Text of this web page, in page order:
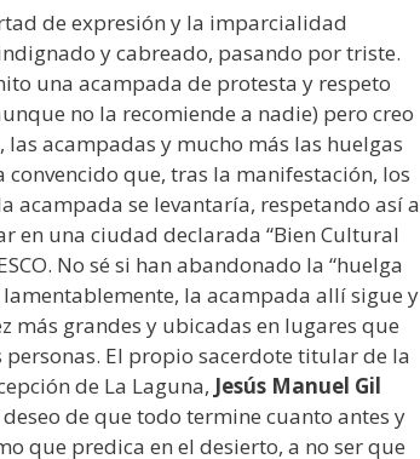
de expresión y la imparcialidad
y cabreado, pasando por triste.
una acampada de protesta y respeto
no la recomiende a nadie) pero creo
acampadas y mucho más las huelgas
que, tras la manifestación, los
acampada se levantaría, respetando así a
en una ciudad declarada “Bien Cultural
No sé si han abandonado la “huelga
la acampada allí sigue y
más grandes y ubicadas en lugares que
El propio sacerdote titular de la
de La Laguna, Jesús Manuel Gil
de que todo termine cuanto antes y
que predica en el desierto, a no ser que